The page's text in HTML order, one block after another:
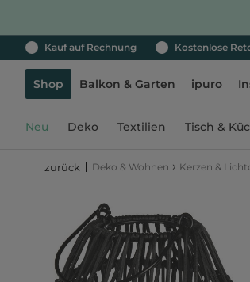
Kauf auf Rechnung Kostenlose
Shop Balkon & Garten ipuro
Neu Deko Textilien Tisch &
zurück Deko & Wohnen › Kerzen &